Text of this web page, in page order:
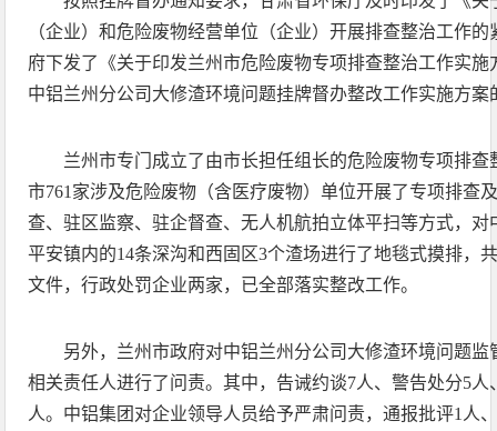
（企业）和危险废物经营单位（企业）开展排查整治工作
府下发了《关于印发兰州市危险废物专项排查整治工作实
中铝兰州分公司大修渣环境问题挂牌督办整改工作实施方案
兰州市专门成立了由市长担任组长的危险废物专项排
市761家涉及危险废物（含医疗废物）单位开展了专项排查
查、驻区监察、驻企督查、无人机航拍立体平扫等方式，
平安镇内的14条深沟和西固区3个渣场进行了地毯式摸排，
文件，行政处罚企业两家，已全部落实整改工作。
另外，兰州市政府对中铝兰州分公司大修渣环境问题
相关责任人进行了问责。其中，告诫约谈7人、警告处分5
人。中铝集团对企业领导人员给予严肃问责，通报批评1人